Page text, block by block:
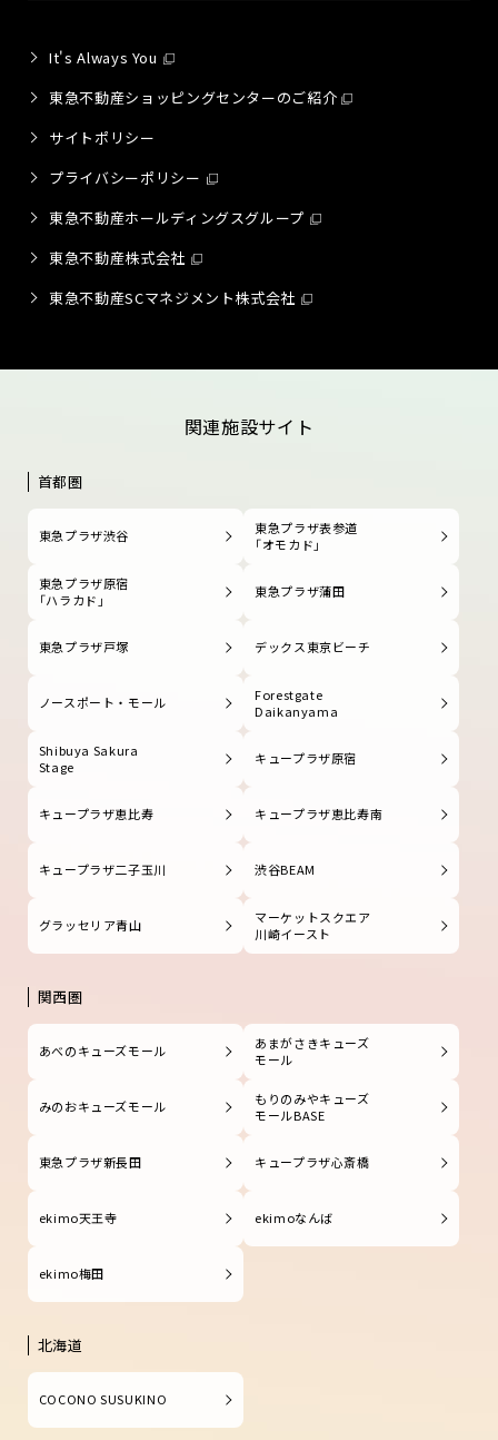
It's Always You
東急不動産ショッピングセンターのご紹介
サイトポリシー
プライバシーポリシー
東急不動産ホールディングスグループ
東急不動産株式会社
東急不動産SCマネジメント株式会社
関連施設サイト
首都圏
東急プラザ渋谷
東急プラザ表参道
「オモカド」
東急プラザ原宿
「ハラカド」
東急プラザ蒲田
東急プラザ戸塚 デックス東京ビーチ
ノースポート・モール
Forestgate
Daikanyama
Shibuya Sakura
Stage
キュープラザ原宿
キュープラザ恵比寿 キュープラザ恵比寿南
キュープラザ二子玉川 渋谷BEAM
グラッセリア青山
マーケットスクエア
川崎イースト
関西圏
あべのキューズモール
あまがさきキューズ
モール
みのおキューズモール
もりのみやキューズ
モールBASE
東急プラザ新長田 キュープラザ心斎橋
ekimo天王寺 ekimoなんば
ekimo梅田
北海道
COCONO SUSUKINO